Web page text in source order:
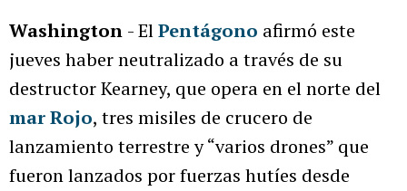
Washington - ElPentágono afirmó este
jueves haber neutralizado a través de su
destructor Kearney, que opera en el norte del
mar Rojo, tres misiles de crucero de
lanzamiento terrestre y “varios drones” que
fueron lanzados por fuerzas hutíes desde